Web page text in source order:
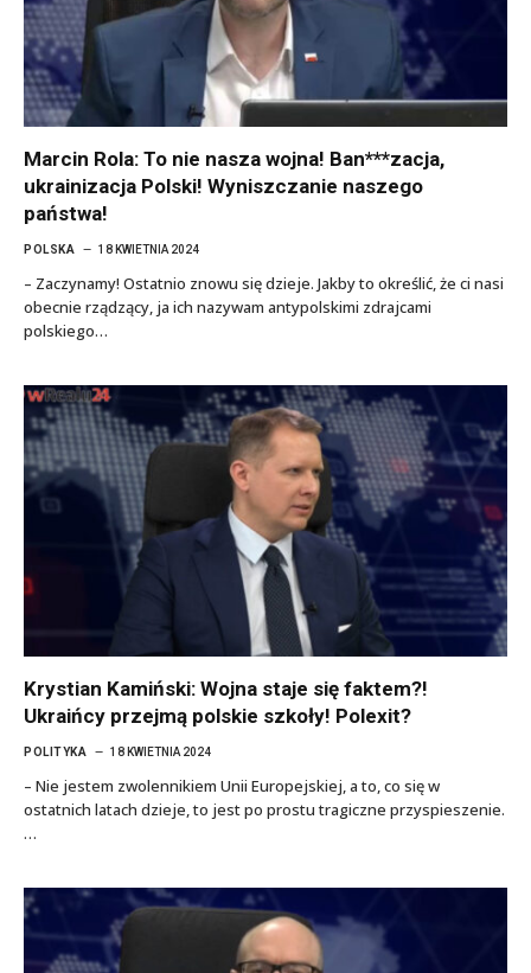
Marcin Rola: To nie nasza wojna! Ban***zacja,
ukrainizacja Polski! Wyniszczanie naszego
państwa!
POLSKA 18 KWIETNIA 2024
– Zaczynamy! Ostatnio znowu się dzieje. Jakby to określić, że ci nasi
obecnie rządzący, ja ich nazywam antypolskimi zdrajcami
polskiego…
Krystian Kamiński: Wojna staje się faktem?!
Ukraińcy przejmą polskie szkoły! Polexit?
POLITYKA 18 KWIETNIA 2024
– Nie jestem zwolennikiem Unii Europejskiej, a to, co się w
ostatnich latach dzieje, to jest po prostu tragiczne przyspieszenie.
…